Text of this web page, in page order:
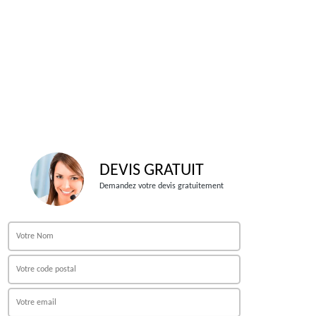
DEVIS GRATUIT
Demandez votre devis gratuitement